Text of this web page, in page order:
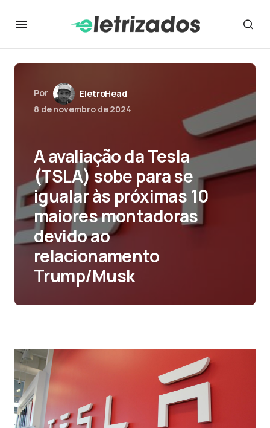
Por
EletroHead
8 de novembro de 2024
A avaliação da Tesla
(TSLA) sobe para se
igualar às próximas 10
maiores montadoras
devido ao
relacionamento
Trump/Musk